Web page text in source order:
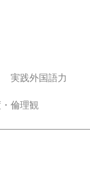
実践外国語力
倫理観